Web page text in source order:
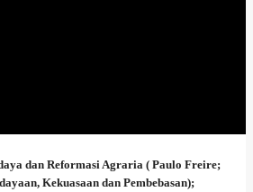
dan Reformasi Agraria ( Paulo Freire;
Kekuasaan dan Pembebasan);